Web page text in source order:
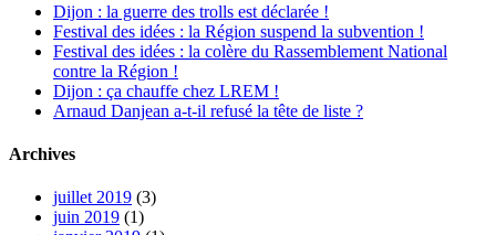
Dijon : la guerre des trolls est déclarée !
Festival des idées : la Région suspend la subvention !
Festival des idées : la colère du Rassemblement National
contre la Région !
Dijon : ça chauffe chez LREM !
Arnaud Danjean a-t-il refusé la tête de liste ?
Archives
juillet 2019 (3)
juin 2019 (1)